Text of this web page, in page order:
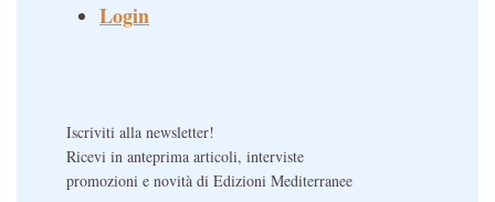
Login
Iscriviti alla newsletter!
Ricevi in anteprima articoli, interviste
promozioni e novità di Edizioni Mediterranee